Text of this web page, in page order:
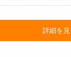
詳細を見